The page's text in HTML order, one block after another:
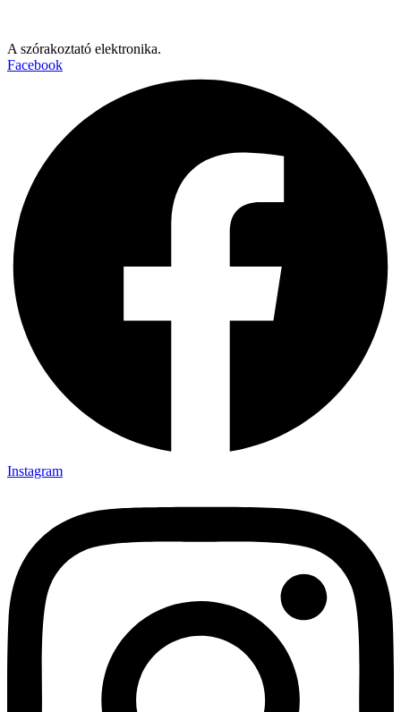
A szórakoztató elektronika.
Facebook
Instagram